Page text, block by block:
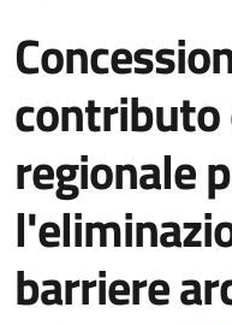
contributo
regionale
barriere